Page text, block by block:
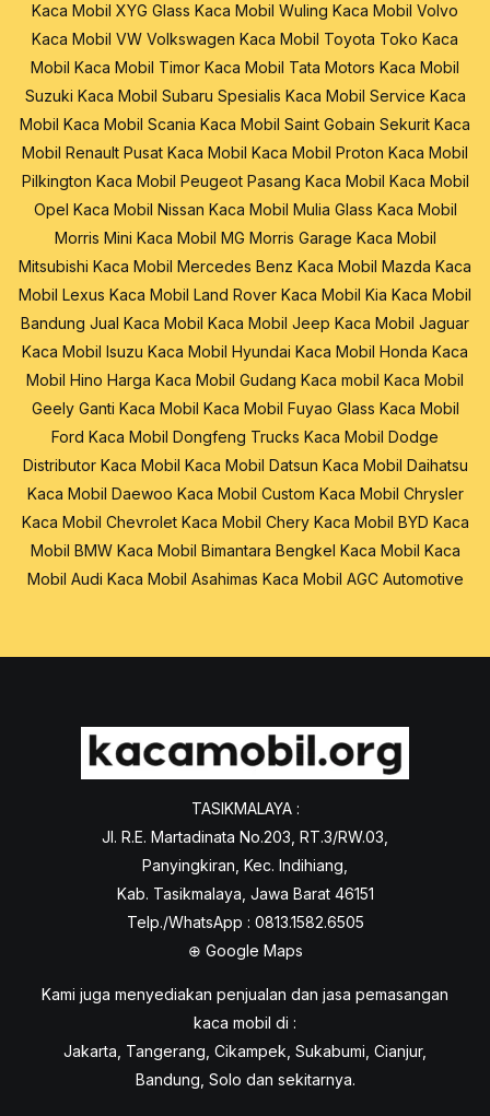
Kaca Mobil XYG Glass Kaca Mobil Wuling Kaca Mobil Volvo
Kaca Mobil VW Volkswagen Kaca Mobil Toyota Toko Kaca
Mobil Kaca Mobil Timor Kaca Mobil Tata Motors Kaca Mobil
Suzuki Kaca Mobil Subaru Spesialis Kaca Mobil Service Kaca
Mobil Kaca Mobil Scania Kaca Mobil Saint Gobain Sekurit Kaca
Mobil Renault Pusat Kaca Mobil Kaca Mobil Proton Kaca Mobil
Pilkington Kaca Mobil Peugeot Pasang Kaca Mobil Kaca Mobil
Opel Kaca Mobil Nissan Kaca Mobil Mulia Glass Kaca Mobil
Morris Mini Kaca Mobil MG Morris Garage Kaca Mobil
Mitsubishi Kaca Mobil Mercedes Benz Kaca Mobil Mazda Kaca
Mobil Lexus Kaca Mobil Land Rover Kaca Mobil Kia Kaca Mobil
Bandung Jual Kaca Mobil Kaca Mobil Jeep Kaca Mobil Jaguar
Kaca Mobil Isuzu Kaca Mobil Hyundai Kaca Mobil Honda Kaca
Mobil Hino Harga Kaca Mobil Gudang Kaca mobil Kaca Mobil
Geely Ganti Kaca Mobil Kaca Mobil Fuyao Glass Kaca Mobil
Ford Kaca Mobil Dongfeng Trucks Kaca Mobil Dodge
Distributor Kaca Mobil Kaca Mobil Datsun Kaca Mobil Daihatsu
Kaca Mobil Daewoo Kaca Mobil Custom Kaca Mobil Chrysler
Kaca Mobil Chevrolet Kaca Mobil Chery Kaca Mobil BYD Kaca
Mobil BMW Kaca Mobil Bimantara Bengkel Kaca Mobil Kaca
Mobil Audi Kaca Mobil Asahimas Kaca Mobil AGC Automotive
TASIKMALAYA :
Jl. R.E. Martadinata No.203, RT.3/RW.03,
Panyingkiran, Kec. Indihiang,
Kab. Tasikmalaya, Jawa Barat 46151
Telp./WhatsApp : 0813.1582.6505
⊕ Google Maps
Kami juga menyediakan penjualan dan jasa pemasangan
kaca mobil di :
Jakarta, Tangerang, Cikampek, Sukabumi, Cianjur,
Bandung, Solo dan sekitarnya.